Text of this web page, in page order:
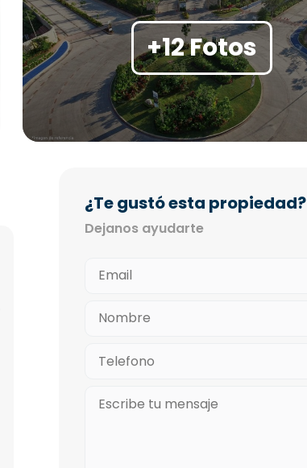
+12 Fotos
¿Te gustó esta propiedad?
Dejanos ayudarte